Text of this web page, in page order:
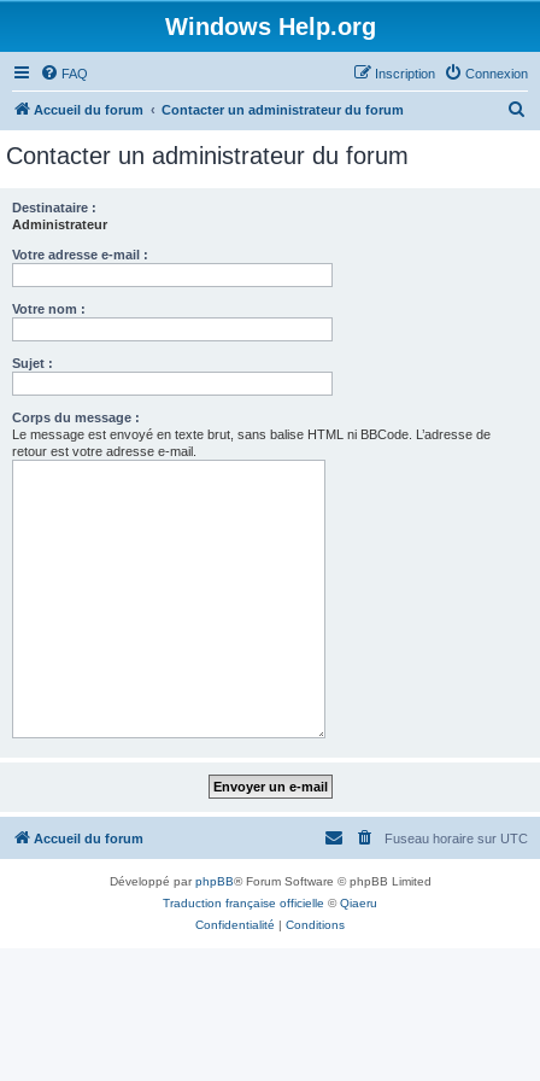
Windows Help.org
FAQ Connexion
Inscription
Accueil du forum Contacter un administrateur du forum
Contacter un administrateur du forum
Destinataire :
Administrateur
Votre adresse e-mail :
Votre nom :
Sujet :
Corps du message :
Le message est envoyé en texte brut, sans balise HTML ni BBCode. L’adresse de
retour est votre adresse e-mail.
Accueil du forum Fuseau horaire sur UTC
Développé parphpBB® Forum Software © phpBB Limited
Traduction française officielle ©Qiaeru
Confidentialité | Conditions